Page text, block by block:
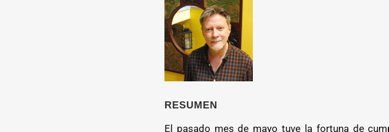
RESUMEN
El pasado mes de mayo tuve la fortuna de